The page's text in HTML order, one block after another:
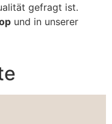
gefragt ist.
und in unserer